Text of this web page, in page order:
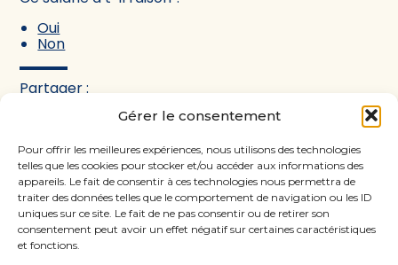
Gérer le consentement
Pour offrir les meilleures expériences, nous utilisons des technologies
telles que les cookies pour stocker et/ou accéder aux informations des
appareils. Le fait de consentir à ces technologies nous permettra de
traiter des données telles que le comportement de navigation ou les ID
uniques sur ce site. Le fait de ne pas consentir ou de retirer son
consentement peut avoir un effet négatif sur certaines caractéristiques
et fonctions.
Oui
Non
Partager :
FaceBook
TwitterLinkedIn